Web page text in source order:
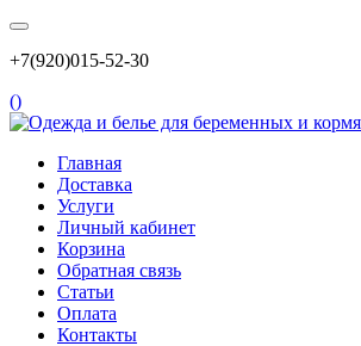
+7(920)015-52-30
()
Главная
Доставка
Услуги
Личный кабинет
Корзина
Обратная связь
Статьи
Оплата
Контакты